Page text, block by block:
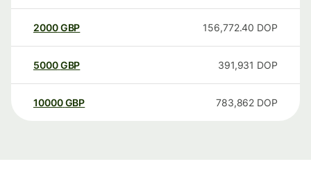
2000GBP 156,772.40 DOP
5000GBP 391,931 DOP
10000 GBP 783,862 DOP